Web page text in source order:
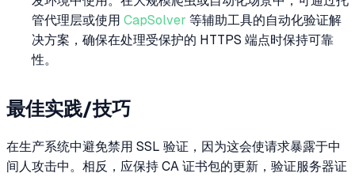
管代理层或使用 CapSolver 等辅助工具的自动化验证解
决方案，确保在处理受保护的 HTTPS 端点时保持可靠
性。
最佳实践/技巧
在生产系统中避免禁用 SSL 验证，因为这会使请求暴露于中
间人攻击中。相反，应保持 CA 证书包的更新，验证服务器证